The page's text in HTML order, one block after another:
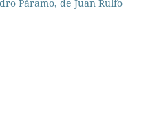
Páramo, de Juan Rulfo